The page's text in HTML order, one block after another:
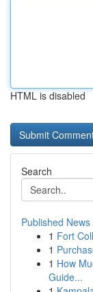
HTML is disabled
Search
Published News
1 Fort
1
1 How
Guide...